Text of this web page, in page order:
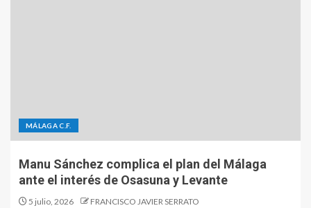
MÁLAGA C.F.
Manu Sánchez complica el plan del Málaga
ante el interés de Osasuna y Levante
5 julio, 2026 FRANCISCO JAVIER SERRATO